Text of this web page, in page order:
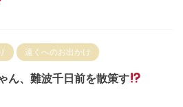
遠くへのお出かけ
ん、難波千日前を散策す